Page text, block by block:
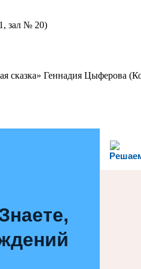
зал № 20)
сказка» Геннадия Цыферова